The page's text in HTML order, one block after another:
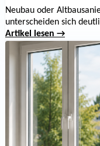
Neubau oder
unterscheiden sich
Energieeffizienz und
Unterschiede.
Artikel lesen →